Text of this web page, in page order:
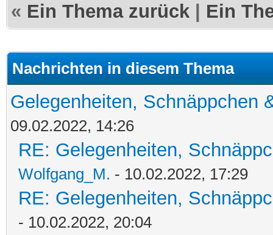
« Ein Thema zurück Ein
Nachrichten in diesem Thema
Gelegenheiten, Schnäppchen
09.02.2022, 14:26
RE: Gelegenheiten,
Wolfgang_M. - 10.02.2022, 17:29
RE: Gelegenheiten,
- 10.02.2022, 20:04